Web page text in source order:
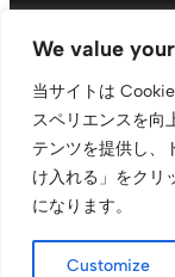
We value
当サイトは
スペリエンスを向
テンツを提供し、
け入れる」をクリ
になります。
Customize